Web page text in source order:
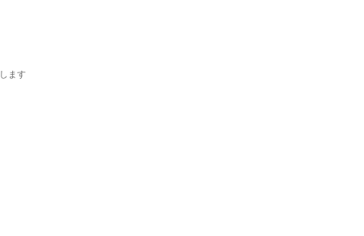
ます